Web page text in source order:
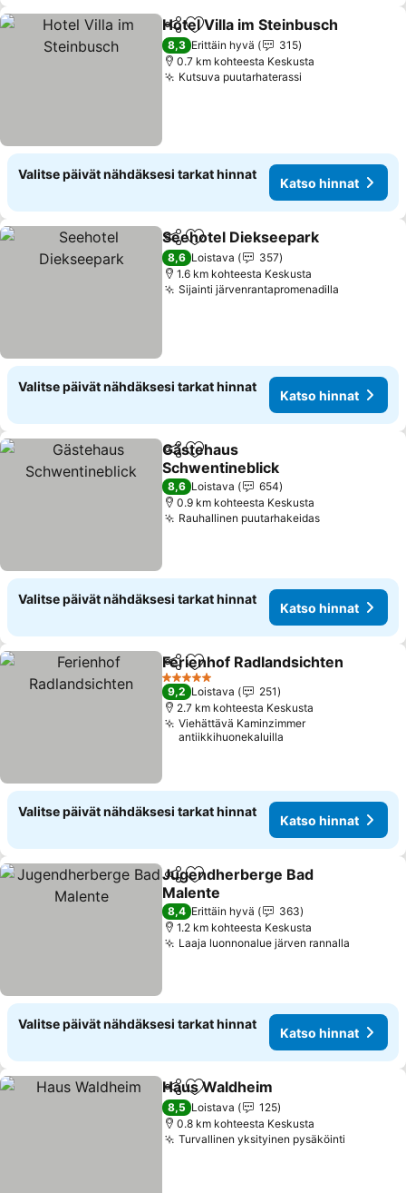
Jaa Lisää suosikkeihin
Hotel Villa im Steinbusch
8,3 Erittäin hyvä
315
0.7 km kohteesta Keskusta
Kutsuva puutarhaterassi
Valitse päivät nähdäksesi tarkat hinnat
Katso hinnat
Jaa Lisää suosikkeihin
Seehotel Diekseepark
8,6 Loistava
357
1.6 km kohteesta Keskusta
Sijainti järvenrantapromenadilla
Valitse päivät nähdäksesi tarkat hinnat
Katso hinnat
Jaa Lisää suosikkeihin
Gästehaus
Schwentineblick
Katso hinnat
8,6 Loistava
654
0.9 km kohteesta Keskusta
Rauhallinen puutarhakeidasKatso hinnat
Valitse päivät nähdäksesi tarkat hinnat
Katso hinnat
Jaa Lisää suosikkeihin
Ferienhof Radlandsichten
5 Tähtiluokitus
9,2 Loistava
251
2.7 km kohteesta Keskusta
Viehättävä Kaminzimmer
antiikkihuonekaluilla
Valitse päivät nähdäksesi tarkat hinnat
Katso hinnat
Jaa Lisää suosikkeihin
Jugendherberge Bad
Malente
Katso hinnat
8,4 Erittäin hyvä
363
1.2 km kohteesta Keskusta
Laaja luonnonalue järven rannalla
Valitse päivät nähdäksesi tarkat hinnat
Katso hinnat
Jaa Lisää suosikkeihin
Haus Waldheim
8,5 Loistava
125
0.8 km kohteesta Keskusta
Turvallinen yksityinen pysäköinti